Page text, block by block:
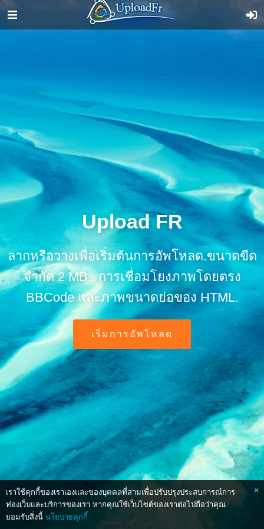
Upload FR
ลากหรือวางเพื่อเริ่มต้นการอัพโหลด.ขนาดขีด
จำกัด 2 MB . การเชื่อมโยงภาพโดยตรง
BBCode และภาพขนาดย่อของ HTML.
เริ่มการอัพโหลด
Powered by Chevereto
เราใช้คุกกี้ของเราเองและของบุคคลที่สามเพื่อปรับปรุงประสบการณ์การ
ท่องเว็บและบริการของเรา หากคุณใช้เว็บไซต์ของเราต่อไปถือว่าคุณ
ยอมรับสิ่งนี้ นโยบายคุกกี้